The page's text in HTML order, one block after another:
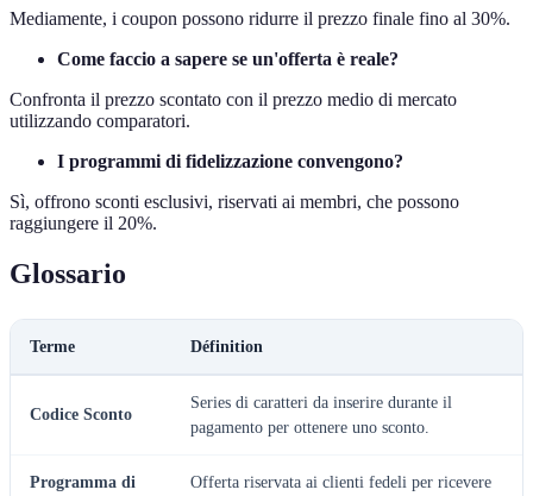
Mediamente, i coupon possono ridurre il prezzo finale fino al 30%.
Come faccio a sapere se un'offerta è reale?
Confronta il prezzo scontato con il prezzo medio di mercato
utilizzando comparatori.
I programmi di fidelizzazione convengono?
Sì, offrono sconti esclusivi, riservati ai membri, che possono
raggiungere il 20%.
Glossario
Terme Définition
Codice Sconto
Series di caratteri da inserire durante il
pagamento per ottenere uno sconto.
Programma di
Offerta riservata ai clienti fedeli per ricevere